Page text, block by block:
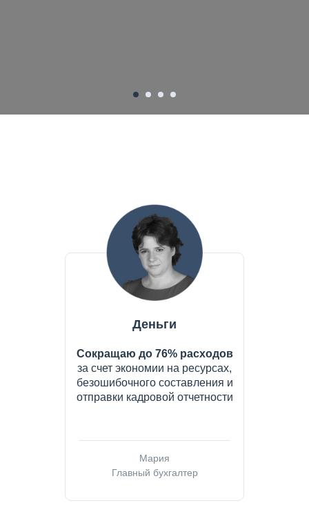
Сокращаю до 76% расходов
за счет экономии на ресурсах,
безошибочного составления и
отправки кадровой отчетности
Деньги
Мария
Главный бухгалтер